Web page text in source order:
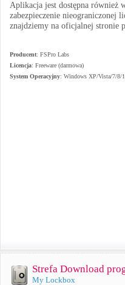
Aplikacja jest dostępna również
zabezpieczenie nieograniczonej
znajdziemy na oficjalnej stronie
Producent: FSPro Labs
Licencja: Freeware (darmowa)
System Operacyjny: Windows XP/Vista/7/8/
Strefa Download
My Lockbox